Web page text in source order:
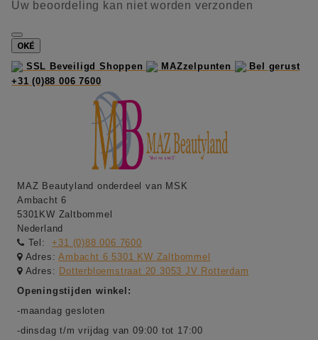
Uw beoordeling kan niet worden verzonden
OKÉ
SSL Beveiligd Shoppen
MAZzelpunten
Bel gerust
+31 (0)88 006 7600
MAZ Beautyland onderdeel van MSK
Ambacht 6
5301KW Zaltbommel
Nederland
Tel:
+31 (0)88 006 7600
Adres:Ambacht 6 5301 KW Zaltbommel
Adres: Dotterbloemstraat 20 3053 JV Rotterdam
Openingstijden winkel:
-maandag gesloten
-dinsdag t/m vrijdag van 09:00 tot 17:00